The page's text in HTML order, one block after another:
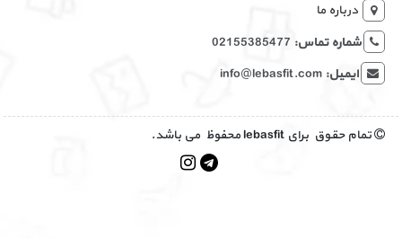
درباره ما
شماره تماس: 02155385477
ایمیل:info@lebasfit.com
تمام حقوق برای lebasfit محفوظ می باشد.